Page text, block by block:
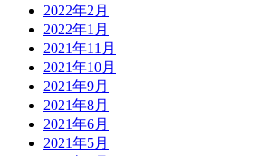
2022年2月
2022年1月
2021年11月
2021年10月
2021年9月
2021年8月
2021年6月
2021年5月